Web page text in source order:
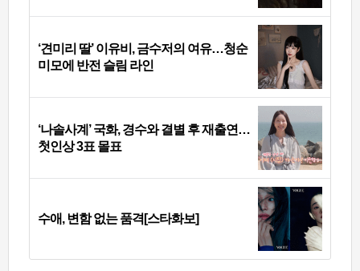
‘견미리 딸’ 이유비, 금수저의 여유…청순
미모에 반전 슬림 라인
‘나솔사계’ 국화, 경수와 결별 후 재출연…
첫인상 3표 몰표
수애, 변함 없는 품격[스타화보]